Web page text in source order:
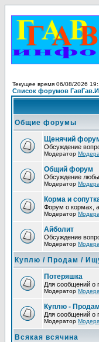
Текущее время 06/08/2026
Список форумов
Общие форумы
Щенячий
Обсуждение
Модератор
Общий форум
Обсуждение
Модератор
Корма и
Форум о кормах,
Модератор
Айболит
Обсуждение
Модератор
Куплю / Продам /
Потеряшка
Для сообщений о
Модератор
Куплю -
Для сообщений о
Модератор
Всякая всячина